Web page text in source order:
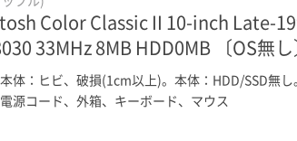
Color Classic II 10-inch Late-
33MHz 8MB HDD0MB 〔OS無し
本体：ヒビ、破損(1cm以上)。本体：HDD/SSD無し。
電源コード、外箱、キーボード、マウス